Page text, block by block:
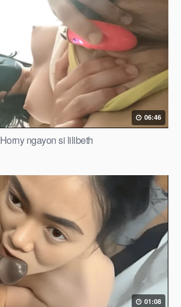
06:46
Horny ngayon si lilibeth
01:08